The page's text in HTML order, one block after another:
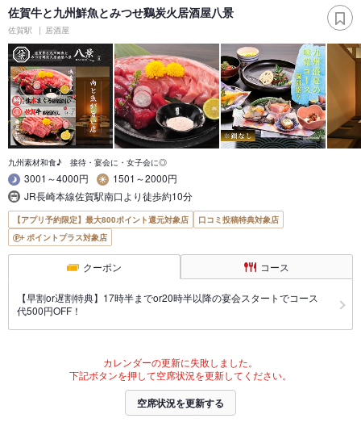
佐賀牛と九州鮮魚とみつせ鷄炭火居酒屋八景
佐賀駅 居酒屋
九州素材和食♪ 接待・宴会に・女子会に◎
3001～4000円
1501～2000円
JR長崎本線佐賀駅南口より徒歩約10分
【アプリ予約限定】最大800ポイント還元対象店
口コミ投稿特典対象店
ポイントプラス対象店
クーポン コース
【早割or遅割特典】17時半までor20時半以降の宴会スタートでコース
代500円OFF！
カレンダーの更新に失敗しました。
下記ボタンを押して空席状況を更新してください。
空席状況を更新する